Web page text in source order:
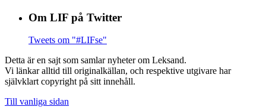
Om LIF på Twitter
Tweets om "#LIFse"
Detta är en sajt som samlar nyheter om Leksand.
Vi länkar alltid till originalkällan, och respektive utgivare har
självklart copyright på sitt innehåll.
Till vanliga sidan